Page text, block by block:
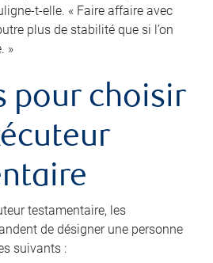
t-elle. « Faire affaire avec
plus de stabilité que si l’on
»
pour choisir
testamentaire, les
de désigner une personne
suivants :